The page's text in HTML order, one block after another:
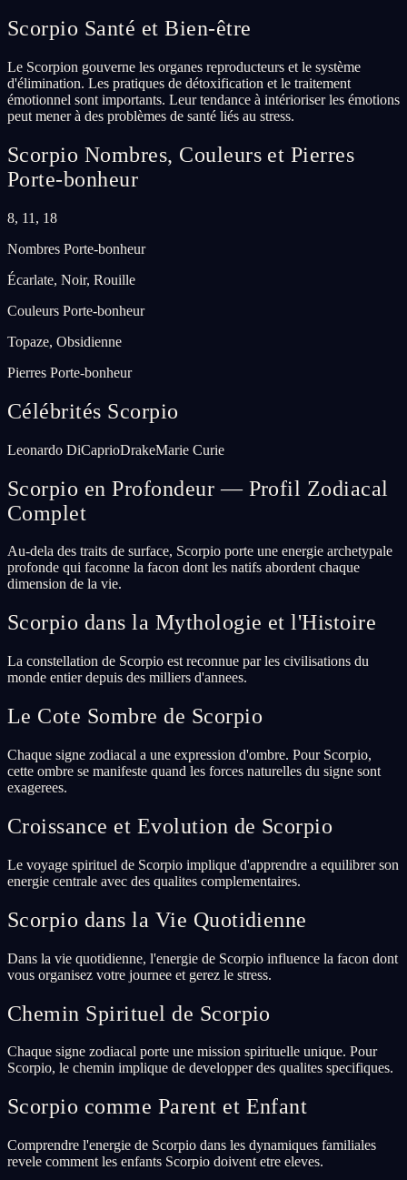
Scorpio Santé et Bien-être
Le Scorpion gouverne les organes reproducteurs et le système
d'élimination. Les pratiques de détoxification et le traitement
émotionnel sont importants. Leur tendance à intérioriser les émotions
peut mener à des problèmes de santé liés au stress.
Scorpio Nombres, Couleurs et Pierres
Porte-bonheur
8, 11, 18
Nombres Porte-bonheur
Écarlate, Noir, Rouille
Couleurs Porte-bonheur
Topaze, Obsidienne
Pierres Porte-bonheur
Célébrités Scorpio
Leonardo DiCaprioDrakeMarie Curie
Scorpio en Profondeur — Profil Zodiacal
Complet
Au-dela des traits de surface, Scorpio porte une energie archetypale
profonde qui faconne la facon dont les natifs abordent chaque
dimension de la vie.
Scorpio dans la Mythologie et l'Histoire
La constellation de Scorpio est reconnue par les civilisations du
monde entier depuis des milliers d'annees.
Le Cote Sombre de Scorpio
Chaque signe zodiacal a une expression d'ombre. Pour Scorpio,
cette ombre se manifeste quand les forces naturelles du signe sont
exagerees.
Croissance et Evolution de Scorpio
Le voyage spirituel de Scorpio implique d'apprendre a equilibrer son
energie centrale avec des qualites complementaires.
Scorpio dans la Vie Quotidienne
Dans la vie quotidienne, l'energie de Scorpio influence la facon dont
vous organisez votre journee et gerez le stress.
Chemin Spirituel de Scorpio
Chaque signe zodiacal porte une mission spirituelle unique. Pour
Scorpio, le chemin implique de developper des qualites specifiques.
Scorpio comme Parent et Enfant
Comprendre l'energie de Scorpio dans les dynamiques familiales
revele comment les enfants Scorpio doivent etre eleves.